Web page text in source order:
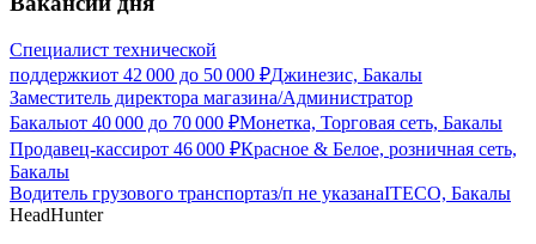
Специалист технической
поддержкиот 42 000 до 50 000 ₽Джинезис, Бакалы
Заместитель директора магазина/Администратор
Бакалыот 40 000 до 70 000 ₽Монетка, Торговая сеть, Бакалы
Продавец-кассирот 46 000 ₽Красное & Белое, розничная сеть,
Бакалы
Водитель грузового транспортаз/п не указанаITECO, Бакалы
HeadHunter